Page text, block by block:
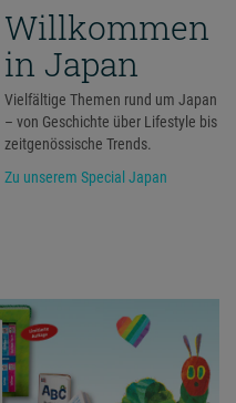
Willkommen
in Japan
Vielfältige Themen rund um Japan
– von Geschichte über Lifestyle bis
zeitgenössische Trends.
Zu unserem Special Japan